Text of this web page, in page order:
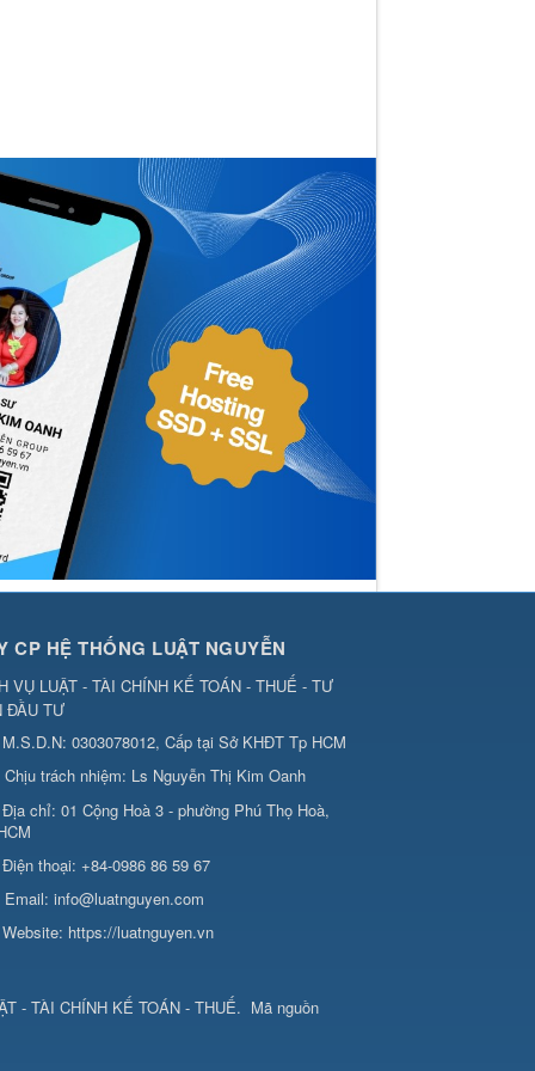
CP HỆ THỐNG LUẬT NGUYỄN
VỤ LUẬT - TÀI CHÍNH KẾ TOÁN - THUẾ - TƯ
ĐẦU TƯ
M.S.D.N: 0303078012, Cấp tại Sở KHĐT Tp HCM
Chịu trách nhiệm: Ls Nguyễn Thị Kim Oanh
Địa chỉ: 01 Cộng Hoà 3 - phường Phú Thọ Hoà,
Điện thoại: +84-0986 86 59 67
Email: info@luatnguyen.com
Website: https://luatnguyen.vn
- TÀI CHÍNH KẾ TOÁN - THUẾ. Mã nguồn